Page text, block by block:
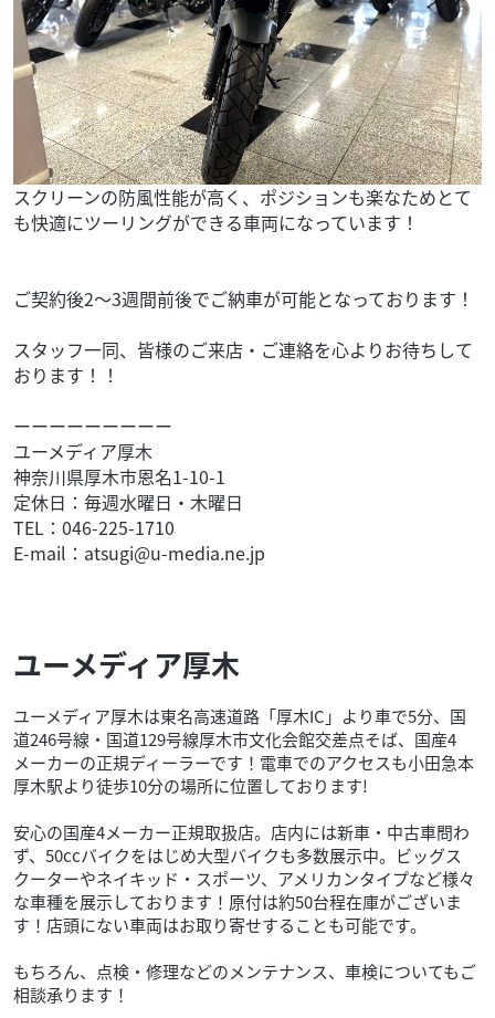
スクリーンの防風性能が高く、ポジションも楽なためとて
も快適にツーリングができる車両になっています！
ご契約後2～3週間前後でご納車が可能となっております！
スタッフ一同、皆様のご来店・ご連絡を心よりお待ちして
おります！！
ーーーーーーーーー
ユーメディア厚木
神奈川県厚木市恩名1-10-1
定休日：毎週水曜日・木曜日
TEL：046-225-1710
E-mail：atsugi@u-media.ne.jp
ユーメディア厚木
ユーメディア厚木は東名高速道路「厚木IC」より車で5分、国
道246号線・国道129号線厚木市文化会館交差点そば、国産4
メーカーの正規ディーラーです！電車でのアクセスも小田急本
厚木駅より徒歩10分の場所に位置しております!
安心の国産4メーカー正規取扱店。店内には新車・中古車問わ
ず、50ccバイクをはじめ大型バイクも多数展示中。ビッグス
クーターやネイキッド・スポーツ、アメリカンタイプなど様々
な車種を展示しております！原付は約50台程在庫がございま
す！店頭にない車両はお取り寄せすることも可能です。
もちろん、点検・修理などのメンテナンス、車検についてもご
相談承ります！